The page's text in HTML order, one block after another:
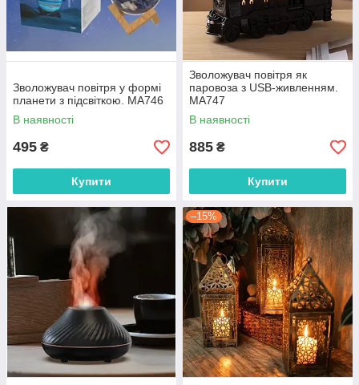
Зволожувач повітря у формі
планети з підсвіткою. MA746
В наявності
495 ₴
Купити
Зволожувач повітря як
паровоза з USB-живленням.
MA747
В наявності
885 ₴
Купити
–15%